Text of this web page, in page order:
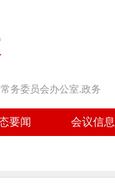
务委员会办公室.政务
要闻 会议信息